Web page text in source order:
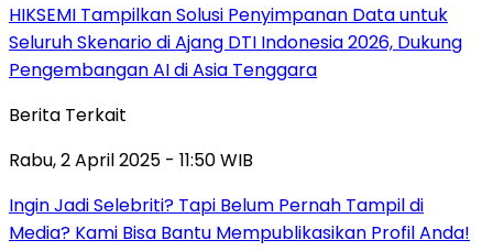
HIKSEMI Tampilkan Solusi Penyimpanan Data untuk
Seluruh Skenario di Ajang DTI Indonesia 2026, Dukung
Pengembangan AI di Asia Tenggara
Berita Terkait
Rabu, 2 April 2025 - 11:50 WIB
Ingin Jadi Selebriti? Tapi Belum Pernah Tampil di
Media? Kami Bisa Bantu Mempublikasikan Profil Anda!